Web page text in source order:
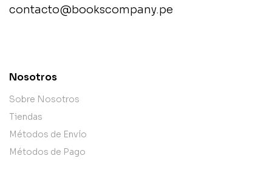
contacto@bookscompany.pe
Nosotros
Sobre Nosotros
Tiendas
Métodos de Envío
Métodos de Pago